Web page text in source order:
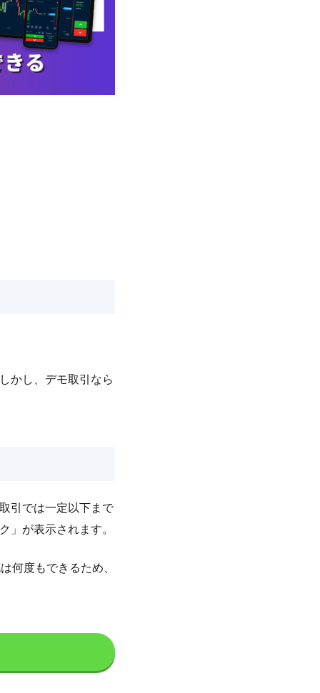
かし、デモ取引なら
引では一定以下まで
」が表示されます。
何度もできるため、